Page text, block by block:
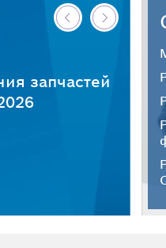
запчастей